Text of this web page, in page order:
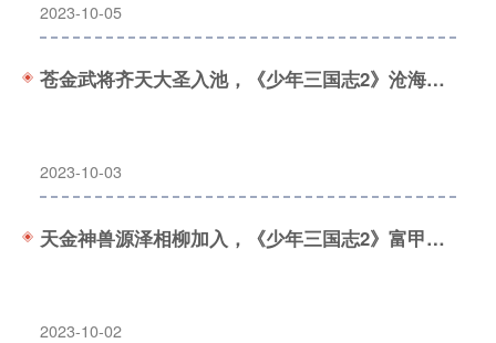
2023-10-05
苍金武将齐天大圣入池，《少年三国志2》沧海遗珠开启！
2023-10-03
天金神兽源泽相柳加入，《少年三国志2》富甲天下开启！
2023-10-02